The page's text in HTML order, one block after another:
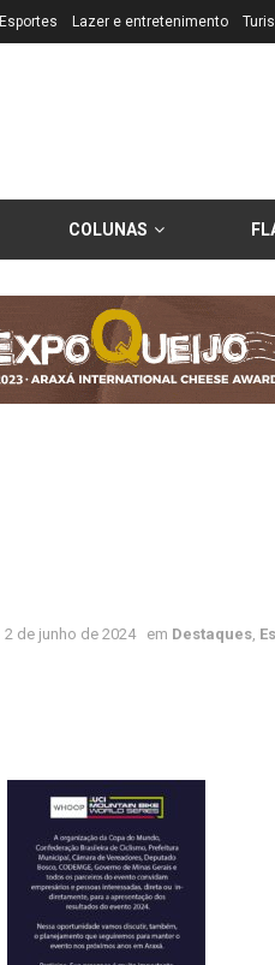
Esportes Lazer e entretenimento
COLUNAS
2 de junho de 2024 em Destaques